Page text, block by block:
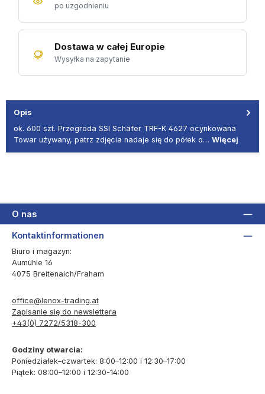
po uzgodnieniu
Dostawa w całej Europie
Wysyłka na zapytanie
Opis
ok. 600 szt. Przegroda SSI Schäfer TRF-K 4627 ocynkowana
Towar używany, patrz zdjęcia nadaje się do półek o… Więcej
O nas
Kontaktinformationen
Biuro i magazyn:
Aumühle 16
4075 Breitenaich/Fraham
office@lenox-trading.at
Zapisanie się do newslettera
+43(0) 7272/5318-300
Godziny otwarcia:
Poniedziałek–czwartek: 8:00–12:00 i 12:30–17:00
Piątek: 08:00–12:00 i 12:30-14:00